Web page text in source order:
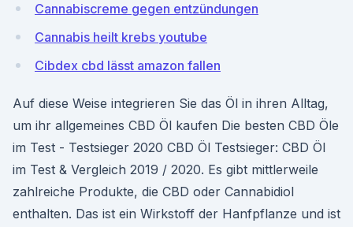
Cannabiscreme gegen entzündungen
Cannabis heilt krebs youtube
Cibdex cbd lässt amazon fallen
Auf diese Weise integrieren Sie das Öl in ihren Alltag,
um ihr allgemeines CBD Öl kaufen Die besten CBD Öle
im Test - Testsieger 2020 CBD Öl Testsieger: CBD Öl
im Test & Vergleich 2019 / 2020. Es gibt mittlerweile
zahlreiche Produkte, die CBD oder Cannabidiol
enthalten. Das ist ein Wirkstoff der Hanfpflanze und ist